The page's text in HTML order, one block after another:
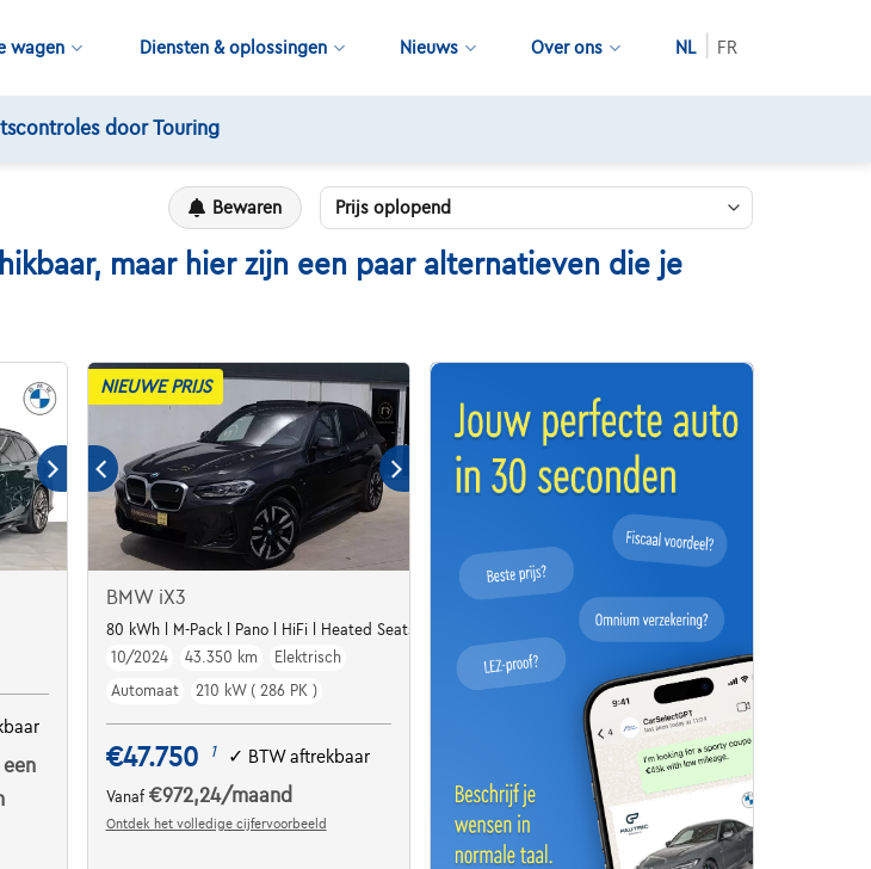
wagen Diensten & oplossingen Nieuws Over ons NL FR
door Touring
Bewaren
maar hier zijn een paar alternatieven die je
NIEUWE PRIJS
BMW iX3
80 kWh l M-Pack l Pano l HiFi l Heated Seats l Trekhaak l 100% SOH
10/2024
43.350 km
Elektrisch
Automaat
210 kW ( 286 PK )
€47.750 1 ✓ BTW aftrekbaar
Vanaf €972,24/maand
Ontdek het volledige cijfervoorbeeld